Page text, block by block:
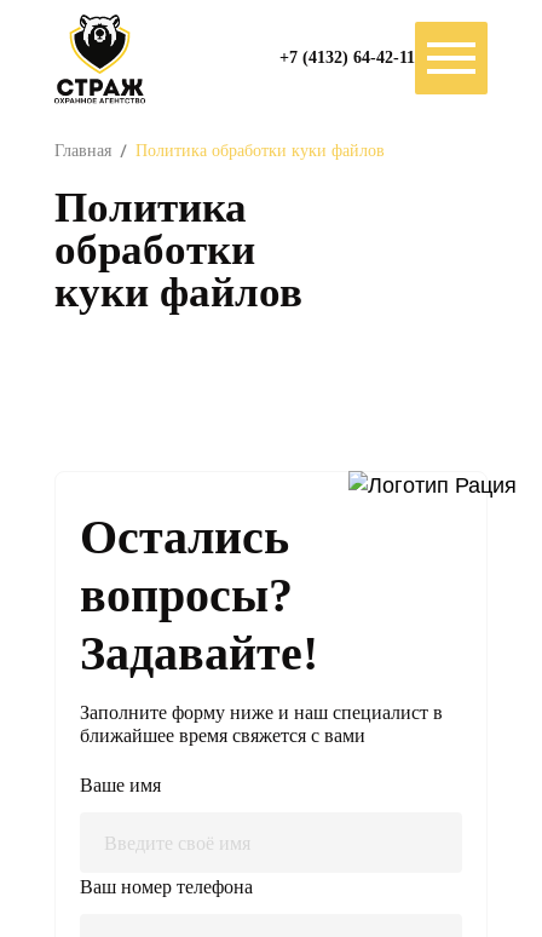
+7 (4132) 64-42-11
Главная Политика обработки куки файлов
Политика
обработки
куки файлов
Остались
вопросы?
Задавайте!
Заполните форму ниже и наш специалист в
ближайшее время свяжется с вами
Ваше имя
Ваш номер телефона